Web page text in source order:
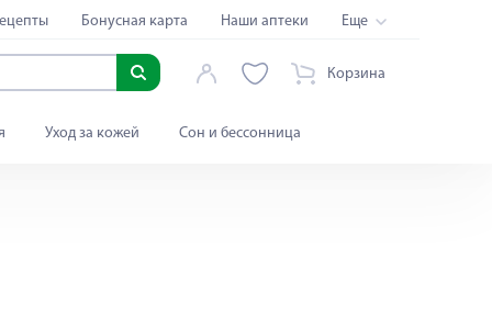
Бонусная карта Наши аптеки Еще
Корзина
Уход за кожей Сон и бессонница